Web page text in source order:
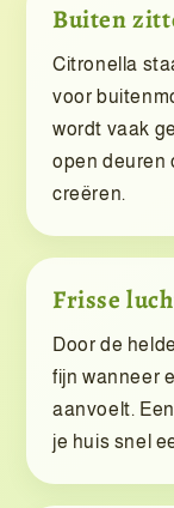
Buiten
Citronella
voor
wordt vaak
open deuren
creëren.
Frisse
Door de
fijn wanneer
aanvoelt.
je huis snel